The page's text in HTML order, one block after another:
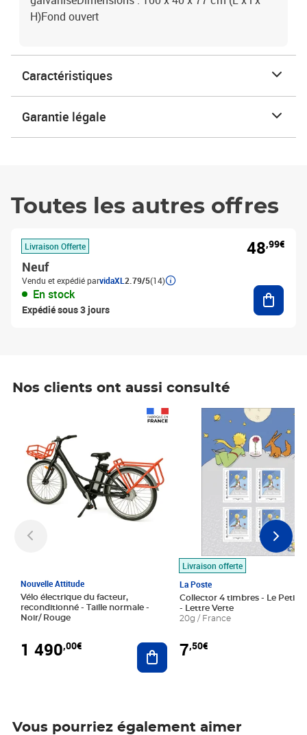
H)Fond ouvert
Caractéristiques
Garantie légale
Toutes les autres offres
Livraison Offerte
Neuf
Vendu et expédié parvidaXL 2.79/5(14)
En stock
Expédié sous 3 jours
48,99€
Nos clients ont aussi consulté
Nouvelle Attitude
Vélo électrique du facteur,
reconditionné - Taille normale -
Noir/ Rouge
1 490,00€ Ajouter au panier
Livraison offerte
La Poste
Collector 4 timbres - Le Petit
- Lettre Verte
20g / France
7,50€
Prix 7,50€
Vous pourriez également aimer